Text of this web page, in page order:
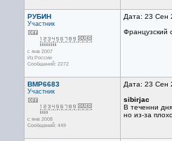
РУБИН
Участник
с янв 2007
Из России
Сообщений: 2272
Дата: 23 Сен
Французский
BMP6683
Участник
с янв 2008
Сообщений: 449
Дата: 23 Сен
sibirjac
В теченни
но из-за